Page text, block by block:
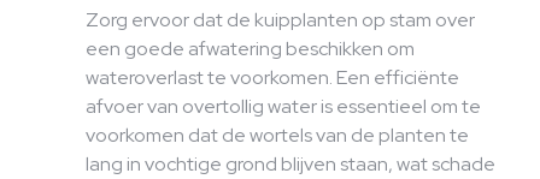
Zorg ervoor dat de kuipplanten op stam over
een goede afwatering beschikken om
wateroverlast te voorkomen. Een efficiënte
afvoer van overtollig water is essentieel om te
voorkomen dat de wortels van de planten te
lang in vochtige grond blijven staan, wat schade